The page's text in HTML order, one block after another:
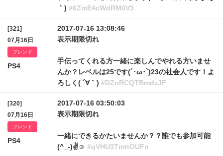
｀) #6ZmE4cWdRM0V3
[321]
07月16日
フレンド
PS4
2017-07-16 13:08:46
表示期限切れ
手伝ってくれる方一緒に楽しんでやれる方いませ
んか？レベルは25です(´･ω･`)23の社会人です！よ
ろしく( ´∀｀) #DZnRCQTBmdzJF
[320]
07月16日
フレンド
PS4
2017-07-16 03:50:03
表示期限切れ
一緒にできるかたいませんか？？誰でも参加可能
(^_-)✌☺ #qVHU3TmttOUFn